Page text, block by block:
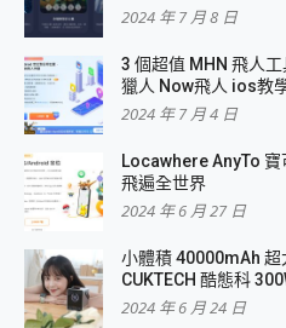
2024 年 7 月 8 日
3 個超值 MHN 飛人
獵人 Now飛人 ios教
2024 年 7 月 4 日
Locawhere AnyTo
飛遍全世界
2024 年 6 月 27 日
小體積 40000mAh
CUKTECH 酷態科
2024 年 6 月 24 日